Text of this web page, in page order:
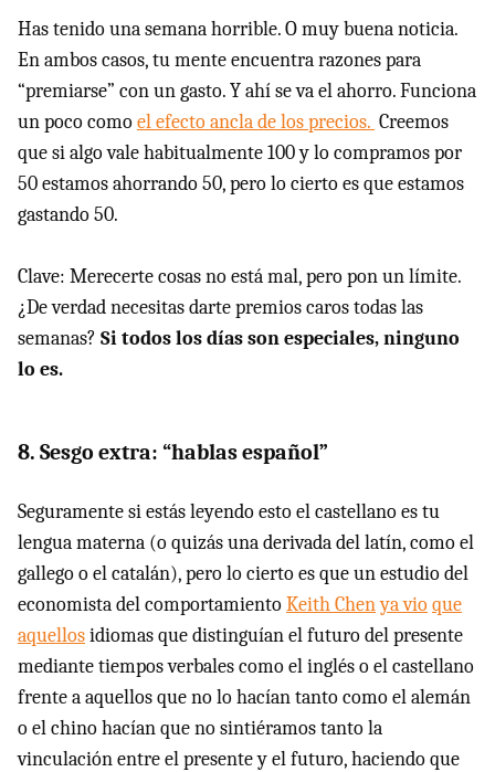
Has tenido una semana horrible. O muy buena noticia.
En ambos casos, tu mente encuentra razones para
“premiarse” con un gasto. Y ahí se va el ahorro. Funciona
un poco comoel efecto ancla de los precios. Creemos
que si algo vale habitualmente 100 y lo compramos por
50 estamos ahorrando 50, pero lo cierto es que estamos
gastando 50.
Clave: Merecerte cosas no está mal, pero pon un límite.
¿De verdad necesitas darte premios caros todas las
semanas? Si todos los días son especiales, ninguno
lo es.
8. Sesgo extra: “hablas español”
Seguramente si estás leyendo esto el castellano es tu
lengua materna (o quizás una derivada del latín, como el
gallego o el catalán), pero lo cierto es que un estudio del
economista del comportamientoKeith Chenya vioque
aquellosidiomas que distinguían el futuro del presente
mediante tiempos verbales como el inglés o el castellano
frente a aquellos que no lo hacían tanto como el alemán
o el chino hacían que no sintiéramos tanto la
vinculación entre el presente y el futuro, haciendo que